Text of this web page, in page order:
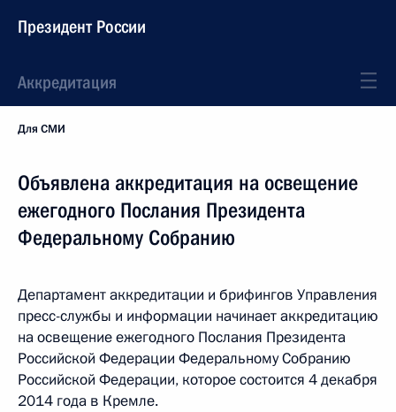
Президент России
Аккредитация
Для СМИ
Объявлена аккредитация на освещение
ежегодного Послания Президента
Федеральному Собранию
Департамент аккредитации и брифингов Управления
пресс-службы и информации начинает аккредитацию
на освещение ежегодного Послания Президента
Российской Федерации Федеральному Собранию
Российской Федерации, которое состоится 4 декабря
2014 года в Кремле.